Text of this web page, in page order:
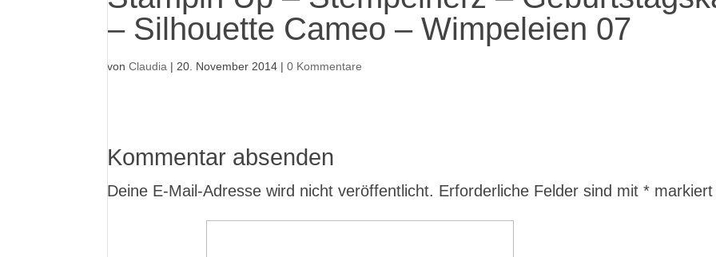
– Silhouette Cameo – Wimpeleien 07
vonClaudia | 20. November 2014 |0 Kommentare
Kommentar absenden
Deine E-Mail-Adresse wird nicht veröffentlicht. Erforderliche Felder sind mit* markiert